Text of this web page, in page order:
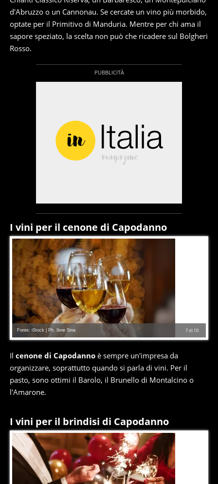
d'Abruzzo o un Cannonau. Se cercate un vino più morbido,
optate per il Primitivo di Manduria. Mentre per chi ama il
sapore speziato, la scelta non può che ricadere sul Bolgheri
Rosso.
I vini per il cenone di Capodanno
7di 10
Fonte: iStock | Ph. Ibne Sina
Il cenone di Capodanno è sempre un'impresa da
organizzare, soprattutto quando si parla di vini. Per il
pasto, sono ottimi il Barolo, il Brunello di Montalcino o
l'Amarone.
I vini per il brindisi di Capodanno